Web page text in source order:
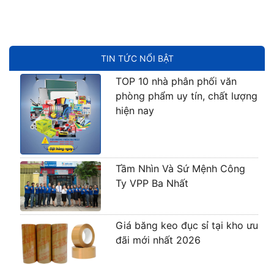
TIN TỨC NỔI BẬT
TOP 10 nhà phân phối văn
phòng phẩm uy tín, chất lượng
hiện nay
Tầm Nhìn Và Sứ Mệnh Công
Ty VPP Ba Nhất
Giá băng keo đục sỉ tại kho ưu
đãi mới nhất 2026